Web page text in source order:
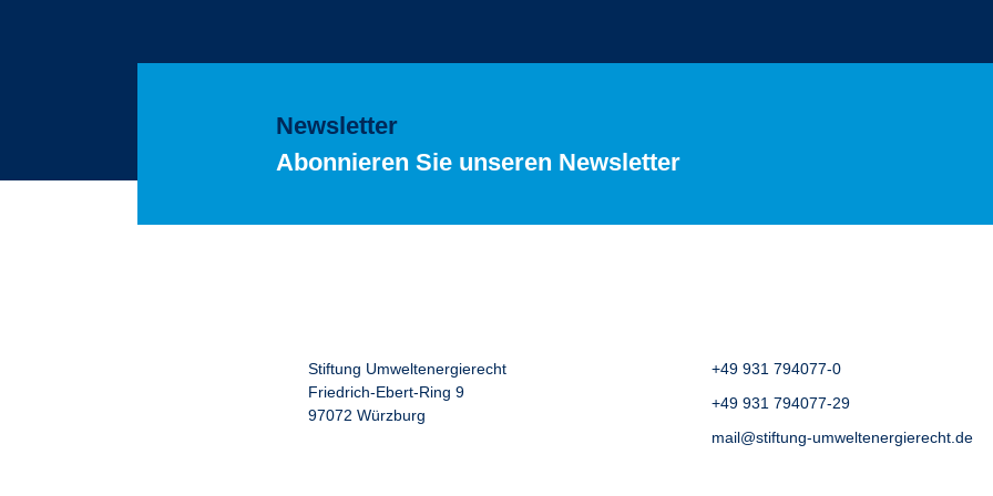
Newsletter
Abonnieren Sie unseren Newsletter
Stiftung Umweltenergierecht
Friedrich-Ebert-Ring 9
97072 Würzburg
+49 931 794077-0
+49 931 794077-29
mail@stiftung-umweltenergierecht.de